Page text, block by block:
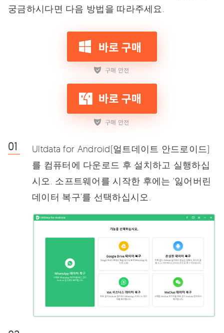
궁금하시다면 다음 방법을 따라주세요.
Ultdata for Android(얼트데이트 안드로이드)
를 컴퓨터에 다운로드 후 설치하고 실행하십
시오. 소프트웨어를 시작한 후에는 ‘잃어버린
데이터 복구’를 선택하십시오.